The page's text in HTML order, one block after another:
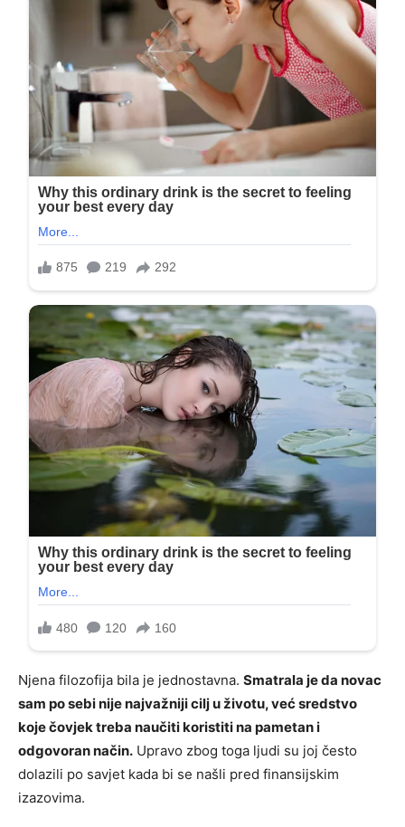
Njena filozofija bila je jednostavna. Smatrala je da novac
sam po sebi nije najvažniji cilj u životu, već sredstvo
koje čovjek treba naučiti koristiti na pametan i
odgovoran način. Upravo zbog toga ljudi su joj često
dolazili po savjet kada bi se našli pred finansijskim
izazovima.